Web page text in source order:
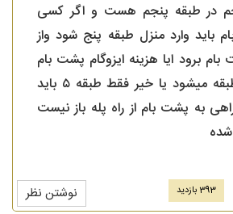
در طبقه پنجم هست و اگر کسی
باید وارد منزل طبقه پنج شود واز
برود ایا هزینه ایزوگام پشت بام
تقسیم بین پنج طبقه میشود یا خیر فقط طبقه ۵ باید
به پشت بام از راه پله باز نیست
393 بازدید نوشتن نظر